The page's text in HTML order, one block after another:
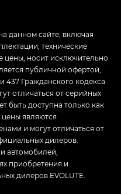
данном сайте, включая
технические
цены, носит исключительно
публичной офертой,
437 Гражданского кодекса
отличаться от серийных
быть доступна только как
являются
и могут отличаться от
дилеров.
автомобилей,
приобретения и
дилеров EVOLUTE.